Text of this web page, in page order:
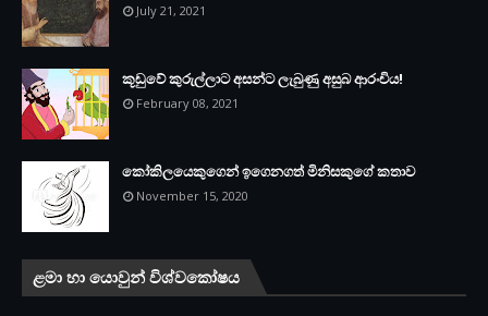
July 21, 2021
කූඩුවේ කුරුල්ලාට අසන්ට ලැබුණු අසුබ ආරංචිය!
February 08, 2021
කෝකිලයෙකුගෙන් ඉගෙනගත් මිනිසකුගේ කතාව
November 15, 2020
ළමා හා යොවුන් විශ්වකෝෂය